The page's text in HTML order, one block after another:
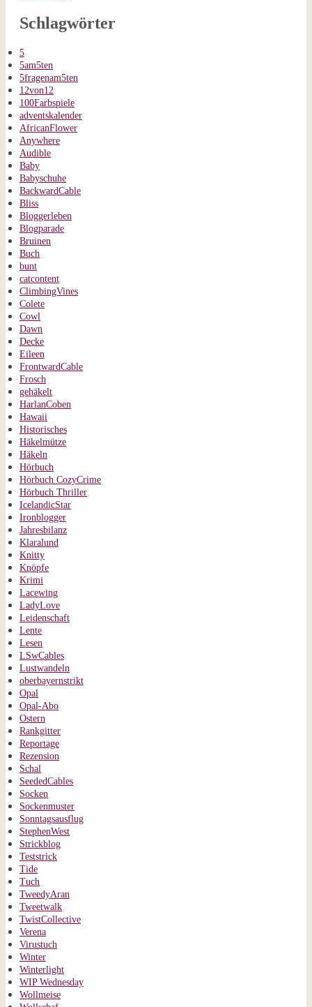
Schlagwörter
5
5am5ten
5fragenam5ten
12von12
100Farbspiele
adventskalender
AfricanFlower
Anywhere
Audible
Baby
Babyschuhe
BackwardCable
Bliss
Bloggerleben
Blogparade
Bruinen
Buch
bunt
catcontent
ClimbingVines
Colete
Cowl
Dawn
Decke
Eileen
FrontwardCable
Frosch
gehäkelt
HarlanCoben
Hawaii
Historisches
Häkelmütze
Häkeln
Hörbuch
Hörbuch CozyCrime
Hörbuch Thriller
IcelandicStar
Ironblogger
Jahresbilanz
Klaralund
Knitty
Knöpfe
Krimi
Lacewing
LadyLove
Leidenschaft
Lente
Lesen
LSwCables
Lustwandeln
oberbayernstrikt
Opal
Opal-Abo
Ostern
Rankgitter
Reportage
Rezension
Schal
SeededCables
Socken
Sockenmuster
Sonntagsausflug
StephenWest
Strickblog
Teststrick
Tide
Tuch
TweedyAran
Tweetwalk
TwistCollective
Verena
Virustuch
Winter
Winterlight
WIP Wednesday
Wollmeise